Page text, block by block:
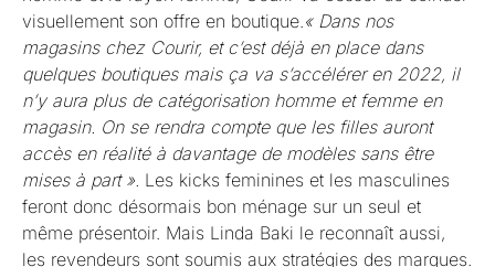
visuellement son offre en boutique.« Dans nos
magasins chez Courir, et c’est déjà en place dans
quelques boutiques mais ça va s’accélérer en 2022, il
n’y aura plus de catégorisation homme et femme en
magasin. On se rendra compte que les filles auront
accès en réalité à davantage de modèles sans être
mises à part ». Les kicks feminines et les masculines
feront donc désormais bon ménage sur un seul et
même présentoir. Mais Linda Baki le reconnaît aussi,
les revendeurs sont soumis aux stratégies des marques.